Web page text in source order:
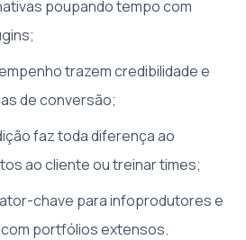
poupando tempo com
trazem credibilidade e
de conversão;
faz toda diferença ao
ao cliente ou treinar times;
chave para infoprodutores e
portfólios extensos.